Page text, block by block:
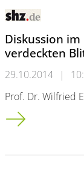
Diskussion im
verdeckten
29.10.2014 |
Prof. Dr. Wilfried
Diskussion im